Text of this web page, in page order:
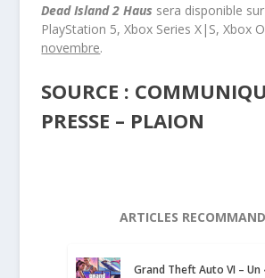
Dead Island 2 Haus sera disponible
PlayStation 5, Xbox Series X|S, Xbox
novembre.
SOURCE :
PRESSE – PLAION
ARTICLES
Grand Theft Auto VI – Un